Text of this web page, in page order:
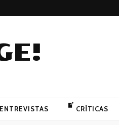
ENTREVISTAS CRÍTICAS